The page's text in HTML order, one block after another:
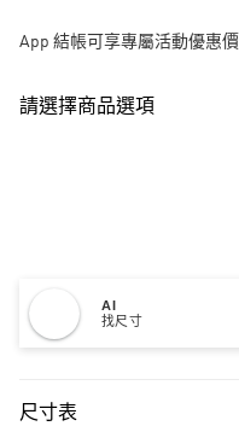
App 結帳可享專屬活動優惠價
請選擇商品選項
AI
找尺寸
尺寸表